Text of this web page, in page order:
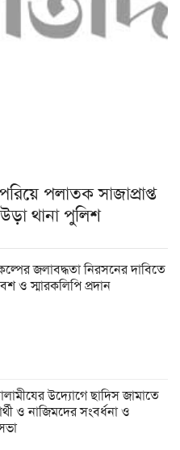
পলাতক সাজাপ্রাপ্ত
থানা পুলিশ
জলাবদ্ধতা নিরসনের দাবিতে
ও স্মারকলিপি প্রদান
উদ্যোগে ছাদিস জামাতে
ও নাজিমদের সংবর্ধনা ও